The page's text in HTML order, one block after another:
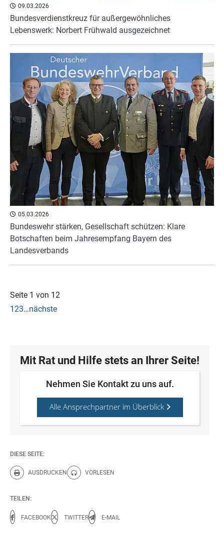
09.03.2026
Bundesverdienstkreuz für außergewöhnliches
Lebenswerk: Norbert Frühwald ausgezeichnet
05.03.2026
Bundeswehr stärken, Gesellschaft schützen: Klare
Botschaften beim Jahresempfang Bayern des
Landesverbands
Seite 1 von 12
123…nächste
Mit Rat und Hilfe stets an Ihrer Seite!
Nehmen Sie Kontakt zu uns auf.
Alle Ansprechpartner im Überblick
DIESE SEITE:
AUSDRUCKEN
Diese Seite drucken.
VORLESEN
Diese Seite vorlesen.
TEILEN:
FACEBOOK TWITTER E-MAIL